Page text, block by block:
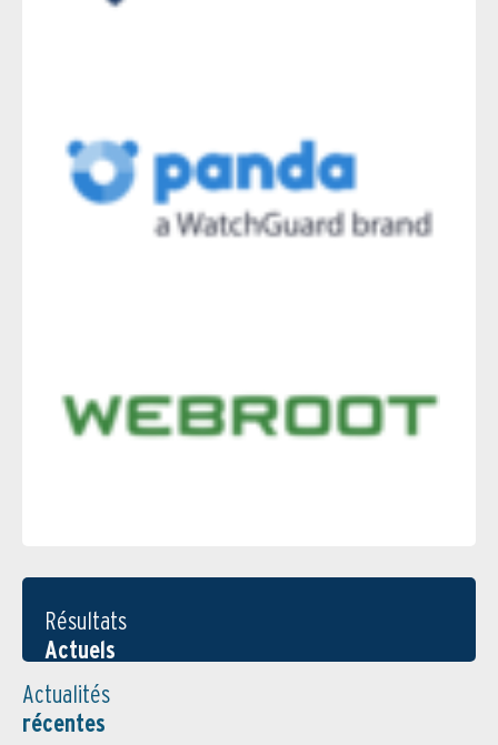
Résultats
Actuels
Actualités
récentes